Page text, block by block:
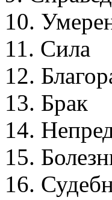
10.
11. Сила
12.
13. Брак
14.
15.
16.